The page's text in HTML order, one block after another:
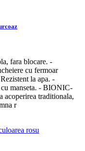
fara blocare. -
cu fermoar
la apa. -
manseta. - BIONIC-
traditionala,
r